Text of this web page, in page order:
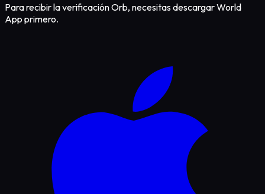
Para recibir la verificación Orb, necesitas descargar World
App primero.